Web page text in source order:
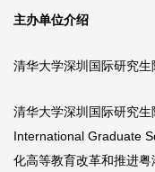
主办单位介绍
清华大学深圳国际研究生
清华大学深圳国际研究
International Graduate
化高等教育改革和推进